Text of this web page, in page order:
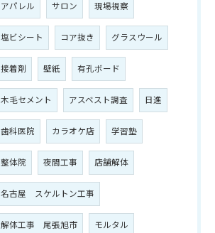
アパレル サロン 現場視察
塩ビシート コア抜き グラスウール
接着剤 壁紙 有孔ボード
木毛セメント アスベスト調査 日進
歯科医院 カラオケ店 学習塾
整体院 夜間工事 店舗解体
名古屋 スケルトン工事
解体工事 尾張旭市 モルタル